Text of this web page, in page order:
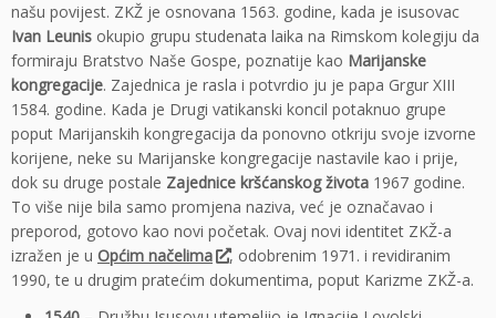
našu povijest. ZKŽ je osnovana 1563. godine, kada je isusovac
Ivan Leunis okupio grupu studenata laika na Rimskom kolegiju da
formiraju Bratstvo Naše Gospe, poznatije kao Marijanske
kongregacije. Zajednica je rasla i potvrdio ju je papa Grgur XIII
1584. godine. Kada je Drugi vatikanski koncil potaknuo grupe
poput Marijanskih kongregacija da ponovno otkriju svoje izvorne
korijene, neke su Marijanske kongregacije nastavile kao i prije,
dok su druge postale Zajednice kršćanskog života 1967 godine.
To više nije bila samo promjena naziva, već je označavao i
preporod, gotovo kao novi početak. Ovaj novi identitet ZKŽ-a
izražen je u Općim načelima
, odobrenim 1971. i revidiranim
1990, te u drugim pratećim dokumentima, poput Karizme ZKŽ-a.